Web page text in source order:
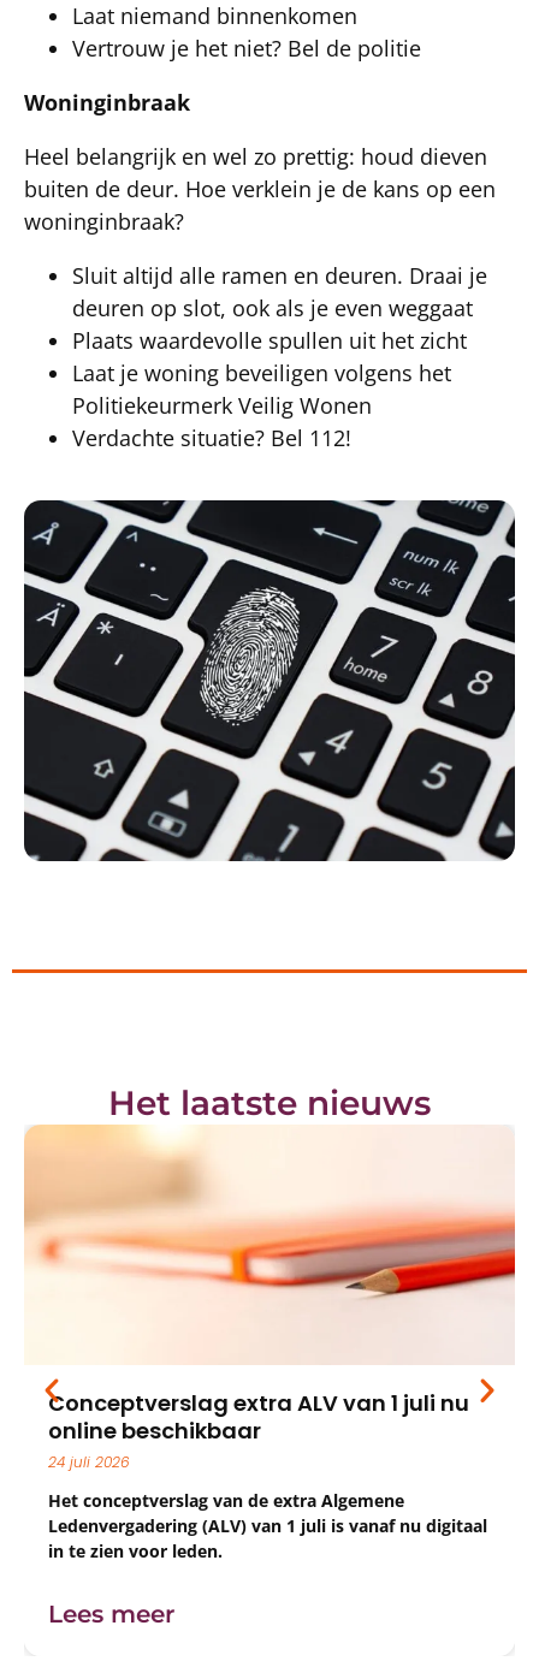
Laat niemand binnenkomen
Vertrouw je het niet? Bel de politie
Woninginbraak
Heel belangrijk en wel zo prettig: houd dieven
buiten de deur. Hoe verklein je de kans op een
woninginbraak?
Sluit altijd alle ramen en deuren. Draai je
deuren op slot, ook als je even weggaat
Plaats waardevolle spullen uit het zicht
Laat je woning beveiligen volgens het
Politiekeurmerk Veilig Wonen
Verdachte situatie? Bel 112!
Het laatste nieuws
Conceptverslag extra ALV van 1 juli nu
online beschikbaar
24 juli 2026
Het conceptverslag van de extra Algemene
Ledenvergadering (ALV) van 1 juli is vanaf nu digitaal
in te zien voor leden.
Lees meer